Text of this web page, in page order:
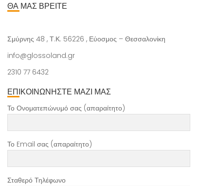
ΘΑ ΜΑΣ ΒΡΕΙΤΕ
Σμύρνης 48 , Τ.Κ. 56226 , Εύοσμος – Θεσσαλονίκη
info@glossoland.gr
2310 77 6432
ΕΠΙΚΟΙΝΩΝΗΣΤΕ ΜΑΖΙ ΜΑΣ
Το Ονοματεπώνυμό σας (απαραίτητο)
Το Email σας (απαραίτητο)
Σταθερό Τηλέφωνο